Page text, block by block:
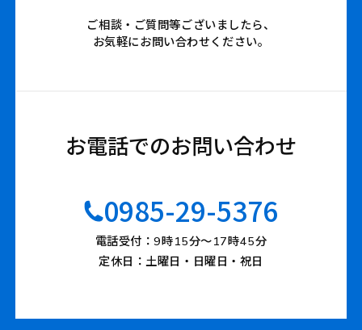
ご相談・ご質問等ございましたら、
お気軽にお問い合わせください。
お電話でのお問い合わせ
0985-29-5376
電話受付：9時15分〜17時45分
定休日：土曜日・日曜日・祝日